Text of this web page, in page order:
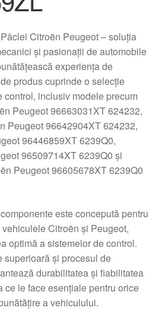
Citroën Peugeot – soluția
și pasionații de automobile
experiența de
produs cuprinde o selecție
control, inclusiv modele precum
Peugeot 96663031XT 624232,
Peugeot 96642904XT 624232,
96446859XT 6239Q0,
96509714XT 6239Q0 și
Peugeot 96605678XT 6239Q0
este concepută pentru
Citroën și Peugeot,
optimă a sistemelor de control.
superioară și procesul de
durabilitatea și fiabilitatea
ce le face esențiale pentru orice
a vehiculului.